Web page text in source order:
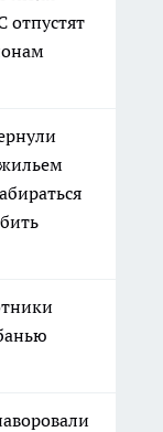
отпустят